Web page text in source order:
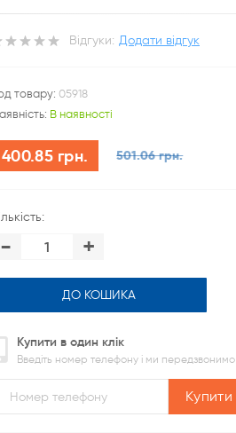
Відгуки: Додати відгук
товару: 05918
В наявності
400.85 грн. 501.06 грн.
- +
ДО КОШИКА
Купити в один клік
Введіть номер телефону і ми передзвонимо
Купити